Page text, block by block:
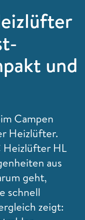
und
Campen
Heizlüfter.
Heizlüfter HL
aus
geht,
schnell
zeigt: